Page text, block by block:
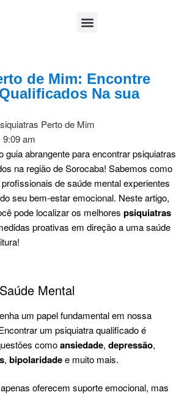
de Mim: Encontre
Na sua
9:09 am
guia abrangente para encontrar psiquiatras
na região de Sorocaba! Sabemos como
de saúde mental experientes
seu bem-estar emocional. Neste artigo,
pode localizar os melhores psiquiatras
proativas em direção a uma saúde
Mental
um papel fundamental em nossa
um psiquiatra qualificado é
comoansiedade, depressão,
, bipolaridadee muito mais.
oferecem suporte emocional, mas